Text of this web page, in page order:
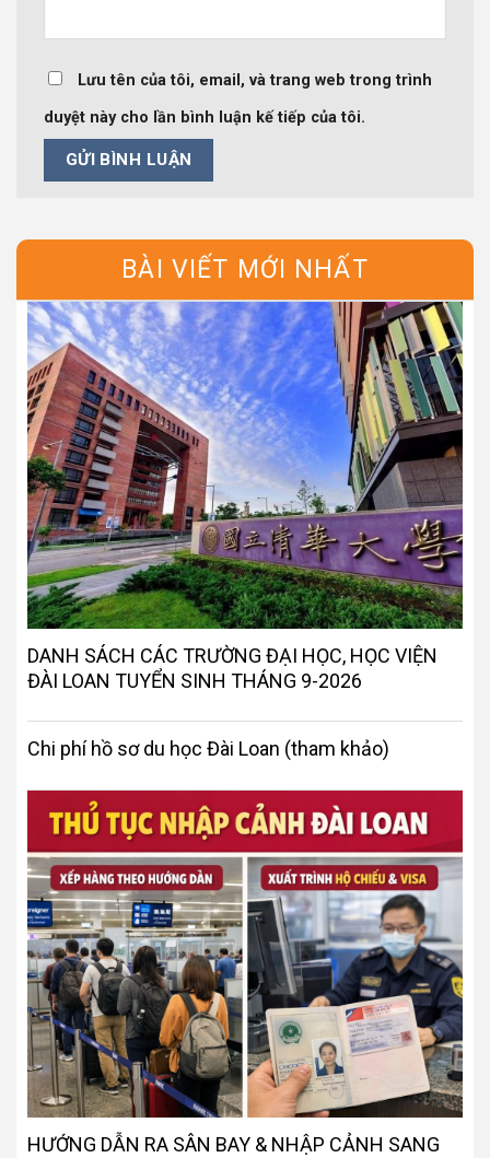
Lưu tên của tôi, email, và trang web trong trình
duyệt này cho lần bình luận kế tiếp của tôi.
BÀI VIẾT MỚI NHẤT
DANH SÁCH CÁC TRƯỜNG ĐẠI HỌC, HỌC VIỆN
ĐÀI LOAN TUYỂN SINH THÁNG 9-2026
Chi phí hồ sơ du học Đài Loan (tham khảo)
HƯỚNG DẪN RA SÂN BAY & NHẬP CẢNH SANG